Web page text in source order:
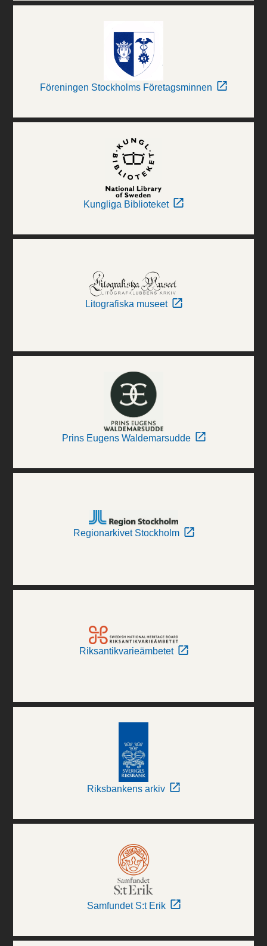
Föreningen Stockholms Företagsminnen
Kungliga Biblioteket
Litografiska museet
Prins Eugens Waldemarsudde
Regionarkivet Stockholm
Riksantikvarieämbetet
Riksbankens arkiv
Samfundet S:t Erik